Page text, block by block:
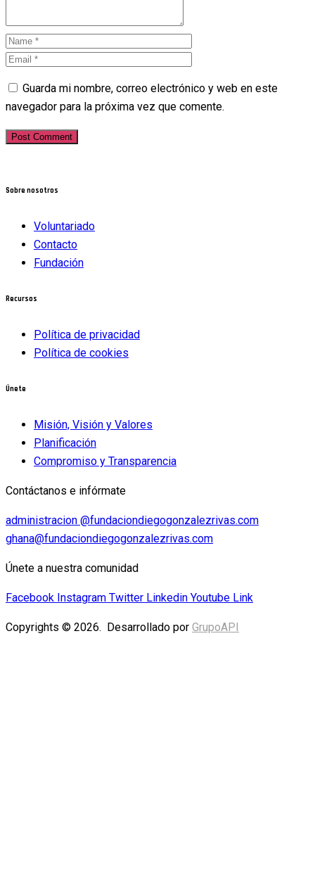
Guarda mi nombre, correo electrónico y web en este
navegador para la próxima vez que comente.
Post Comment
Sobre nosotros
Voluntariado
Contacto
Fundación
Recursos
Política de privacidad
Política de cookies
Únete
Misión, Visión y Valores
Planificación
Compromiso y Transparencia
Contáctanos e infórmate
administracion @fundaciondiegogonzalezrivas.com
ghana@fundaciondiegogonzalezrivas.com
Únete a nuestra comunidad
Facebook Instagram Twitter Linkedin Youtube Link
Copyrights © 2026. Desarrollado por GrupoAPI